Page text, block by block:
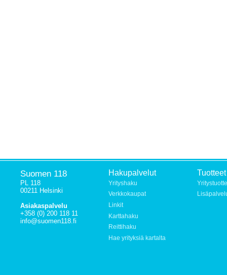
Suomen 118
PL 118
00211 Helsinki
Asiakaspalvelu
+358 (0) 200 118 11
info@suomen118.fi
Hakupalvelut
Yrityshaku
Verkkokaupat
Linkit
Karttahaku
Reittihaku
Hae yrityksiä kartalta